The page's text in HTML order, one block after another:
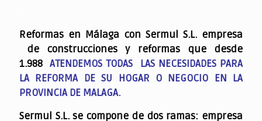
Reformas en Málaga con Sermul S.L. empresa
de construcciones y reformas que desde
1.988ATENDEMOS TODAS LAS NECESIDADES PARA
LA REFORMA DE SU HOGAR O NEGOCIO EN LA
PROVINCIA DE MALAGA.
Sermul S.L. se compone de dos ramas: empresa